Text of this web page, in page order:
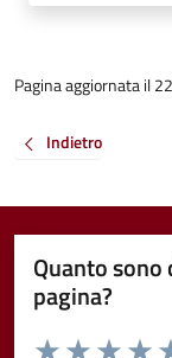
Pagina aggiornata il
Indietro
Quanto
pagina?
Valuta da 1 a 5